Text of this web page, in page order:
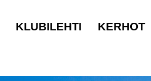
KLUBILEHTI KERHOT